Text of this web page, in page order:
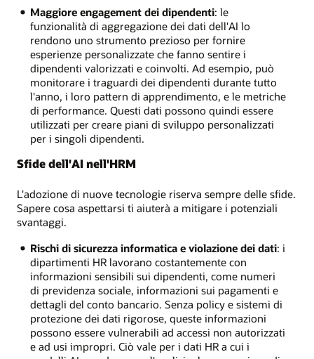
Maggiore engagement dei dipendenti: le
funzionalità di aggregazione dei dati dell'AI lo
rendono uno strumento prezioso per fornire
esperienze personalizzate che fanno sentire i
dipendenti valorizzati e coinvolti. Ad esempio, può
monitorare i traguardi dei dipendenti durante tutto
l'anno, i loro pattern di apprendimento, e le metriche
di performance. Questi dati possono quindi essere
utilizzati per creare piani di sviluppo personalizzati
per i singoli dipendenti.
Sfide dell'AI nell'HRM
L'adozione di nuove tecnologie riserva sempre delle sfide.
Sapere cosa aspettarsi ti aiuterà a mitigare i potenziali
svantaggi.
Rischi di sicurezza informatica e violazione dei dati: i
dipartimenti HR lavorano costantemente con
informazioni sensibili sui dipendenti, come numeri
di previdenza sociale, informazioni sui pagamenti e
dettagli del conto bancario. Senza policy e sistemi di
protezione dei dati rigorose, queste informazioni
possono essere vulnerabili ad accessi non autorizzati
e ad usi impropri. Ciò vale per i dati HR a cui i